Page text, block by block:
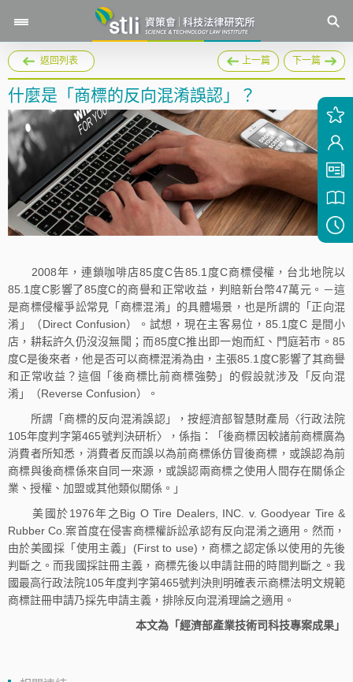
返回列表 上一篇 下一篇
什麼是「商標的反向混淆誤認」？
2008年，連鎖咖啡店85度C告85.1度C商標侵權，台北地院以
85.1度C影響了85度C的商譽和正常收益，判賠新台幣47萬元。－這
是商標侵權爭訟常見「商標混淆」的具體場景，也是所謂的「正向混
淆」（Direct Confusion）。試想，現在主客易位，85.1度C 是間小
店，耕耘許久仍沒沒無聞；而85度C推出即一炮而紅、門庭若市。85
度C是後來者，他是否可以商標混淆為由，主張85.1度C影響了其商譽
和正常收益？這個「後商標比前商標強勢」的假設就涉及「反向混
淆」（Reverse Confusion）。
所謂「商標的反向混淆誤認」，按經濟部智慧財產局〈行政法院
105年度判字第465號判決研析〉，係指：「後商標因較諸前商標廣為
消費者所知悉，消費者反而誤以為前商標係仿冒後商標，或誤認為前
商標與後商標係來自同一來源，或誤認兩商標之使用人間存在關係企
業、授權、加盟或其他類似關係。」
美國於1976年之Big O Tire Dealers, INC. v. Goodyear Tire &
Rubber Co.案首度在侵害商標權訴訟承認有反向混淆之適用。然而，
由於美國採「使用主義」(First to use)，商標之認定係以使用的先後
判斷之。而我國採註冊主義，商標先後以申請註冊的時間判斷之。我
國最高行政法院105年度判字第465號判決則明確表示商標法明文規範
商標註冊申請乃採先申請主義，排除反向混淆理論之適用。
本文為「經濟部產業技術司科技專案成果」